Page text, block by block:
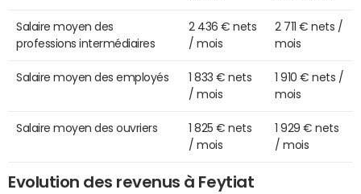
Salaire moyen des
professions intermédiaires
2 436 € nets
/ mois
2 711 € nets /
mois
Salaire moyen des employés
1 833 € nets
/ mois
1 910 € nets /
mois
Salaire moyen des ouvriers
1 825 € nets
/ mois
1 929 € nets
/ mois
Evolution des revenus à Feytiat